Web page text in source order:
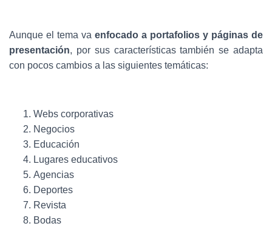
Aunque el tema va enfocado a portafolios y páginas de
presentación, por sus características también se adapta
con pocos cambios a las siguientes temáticas:
Webs corporativas
Negocios
Educación
Lugares educativos
Agencias
Deportes
Revista
Bodas